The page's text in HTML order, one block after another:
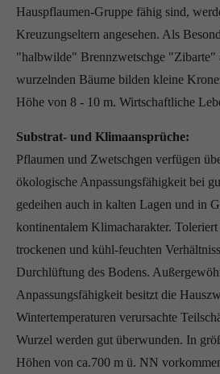
Hauspflaumen-Gruppe fähig sind,
Kreuzungseltern angesehen. Als
"halbwilde" Brennzwetschge "Zibarte"
wurzelnden Bäume bilden kleine
Höhe von 8 - 10 m. Wirtschaftliche
Substrat- und Klimaansprüche:
Pflaumen und Zwetschgen verfügen
ökologische Anpassungsfähigkeit bei
gedeihen auch in kalten Lagen und in
kontinentalem Klimacharakter.
trockenen und kühl-feuchten
Durchlüftung des Bodens.
Anpassungsfähigkeit besitzt die
Wintertemperaturen verursachte
Wurzel werden gut überwunden. In
Höhen von ca.700 m ü. NN